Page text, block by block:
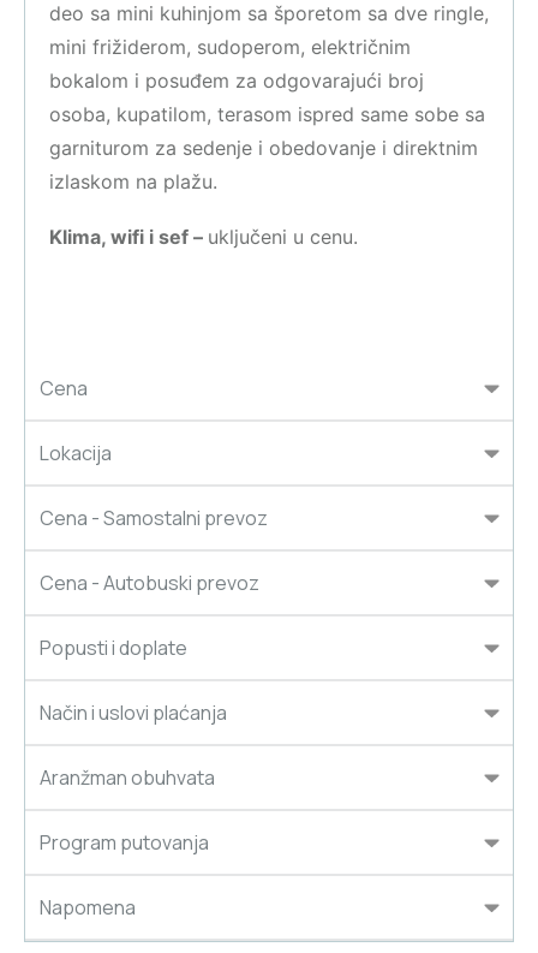
Cena
Lokacija
Cena - Samostalni prevoz
Cena - Autobuski prevoz
Popusti i doplate
Način i uslovi plaćanja
Aranžman obuhvata
Program putovanja
Napomena
deo sa mini kuhinjom sa šporetom sa dve ringle,
mini frižiderom, sudoperom, električnim
bokalom i posuđem za odgovarajući broj
osoba, kupatilom, terasom ispred same sobe sa
garniturom za sedenje i obedovanje i direktnim
izlaskom na plažu.
Klima, wifi i sef – uključeni u cenu.